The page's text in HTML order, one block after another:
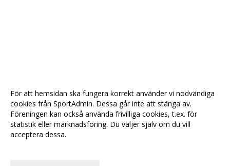
För att hemsidan ska fungera korrekt använder vi nödvändiga
cookies från SportAdmin. Dessa går inte att stänga av.
Föreningen kan också använda frivilliga cookies, t.ex. för
statistik eller marknadsföring. Du väljer själv om du vill
acceptera dessa.